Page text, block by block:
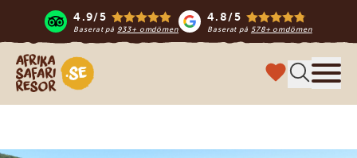
4.9/5
Baserat på 933+ omdömen
4.8/5
Baserat på 578+ omdömen
Safari-resor i Afrika